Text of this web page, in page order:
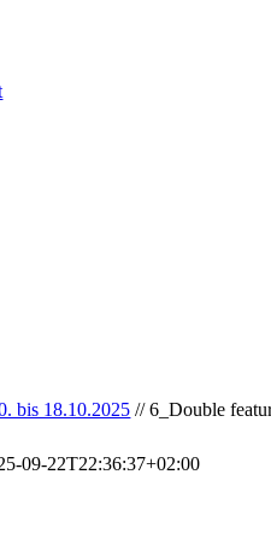
bis 18.10.2025 //6_Double
09-22T22:36:37+02:00